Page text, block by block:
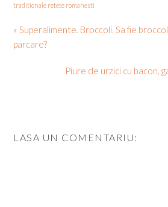
traditionale retete romanesti
« Superalimente. Broccoli. Sa fie
parcare?
Piure de urzici cu bacon,
LASA UN COMENTARIU: